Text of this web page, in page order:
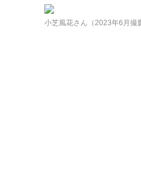
小芝風花さん（2023年6月撮